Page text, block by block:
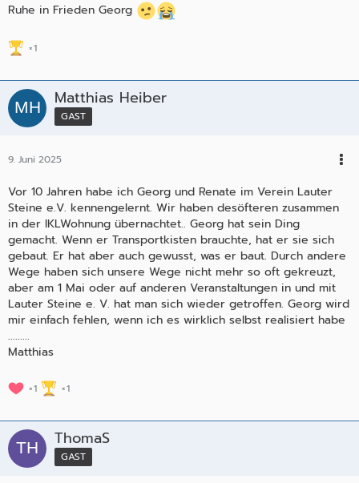
Ruhe in Frieden Georg
1
Matthias Heiber
GAST
9. Juni 2025
Vor 10 Jahren habe ich Georg und Renate im Verein Lauter
Steine e.V. kennengelernt. Wir haben desöfteren zusammen
in der IKLWohnung übernachtet.. Georg hat sein Ding
gemacht. Wenn er Transportkisten brauchte, hat er sie sich
gebaut. Er hat aber auch gewusst, was er baut. Durch andere
Wege haben sich unsere Wege nicht mehr so oft gekreuzt,
aber am 1 Mai oder auf anderen Veranstaltungen in und mit
Lauter Steine e. V. hat man sich wieder getroffen. Georg wird
mir einfach fehlen, wenn ich es wirklich selbst realisiert habe
.........
Matthias
1 1
ThomaS
GAST